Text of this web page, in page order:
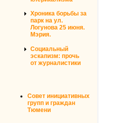
Хроника борьбы за
парк на ул.
Логунова 25 июня.
Мэрия.
Социальный
эскапизм: прочь
от журналистики
Совет инициативных
групп и граждан
Тюмени